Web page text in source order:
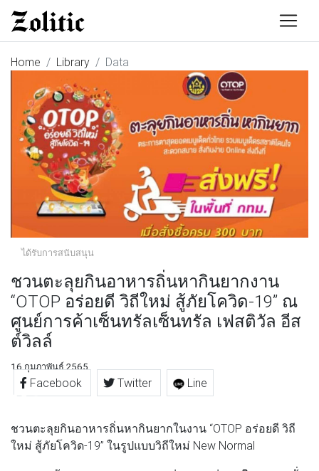
Home Library Data
ได้รับการสนับสนุน
ชวนตะลุยกินอาหารถิ่นหากินยากงาน
“OTOP อร่อยดี วิถีใหม่ สู้ภัยโควิด-19” ณ
ศูนย์การค้าเซ็นทรัลเซ็นทรัล เฟสติวัล อีส
ต์วิลล์
16 กุมภาพันธ์ 2565
Facebook Twitter Line
ชวนตะลุยกินอาหารถิ่นหากินยากในงาน “OTOP อร่อยดี วิถี
ใหม่ สู้ภัยโควิด-19” ในรูปแบบวิถีใหม่ New Normal